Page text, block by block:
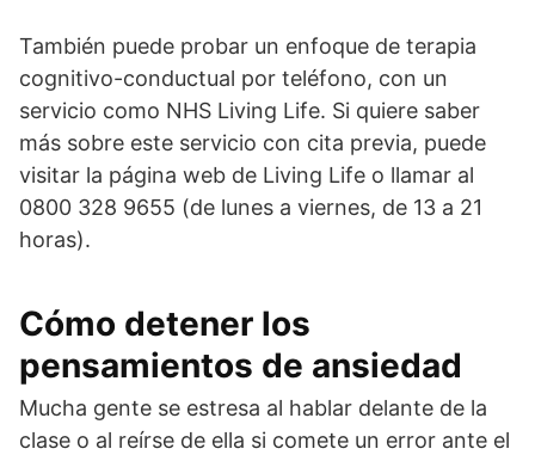
También puede probar un enfoque de terapia
cognitivo-conductual por teléfono, con un
servicio como NHS Living Life. Si quiere saber
más sobre este servicio con cita previa, puede
visitar la página web de Living Life o llamar al
0800 328 9655 (de lunes a viernes, de 13 a 21
horas).
Cómo detener los
pensamientos de ansiedad
Mucha gente se estresa al hablar delante de la
clase o al reírse de ella si comete un error ante el